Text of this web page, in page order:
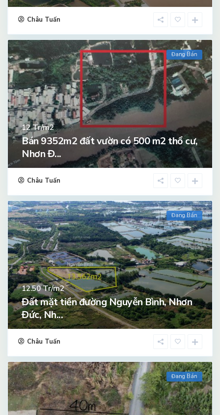
Châu Tuấn
Đang Bán
12Tr/m2
Bán 9352m2 đất vườn có 500 m2 thổ cư,
Nhơn Đ...
Châu Tuấn
Đang Bán
12.50Tr/m2
Đất mặt tiền đường Nguyễn Bình, Nhơn
Đức, Nh...
Châu Tuấn
Đang Bán